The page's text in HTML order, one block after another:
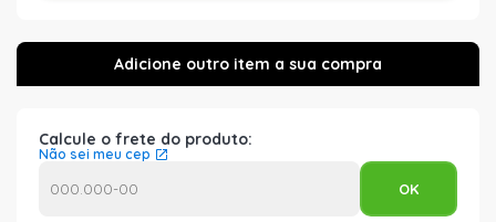
Calcule o frete do produto:
Não sei meu cep